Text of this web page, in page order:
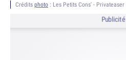
Crédits photo : Les Petits Cons' - Privateaser
Publicité